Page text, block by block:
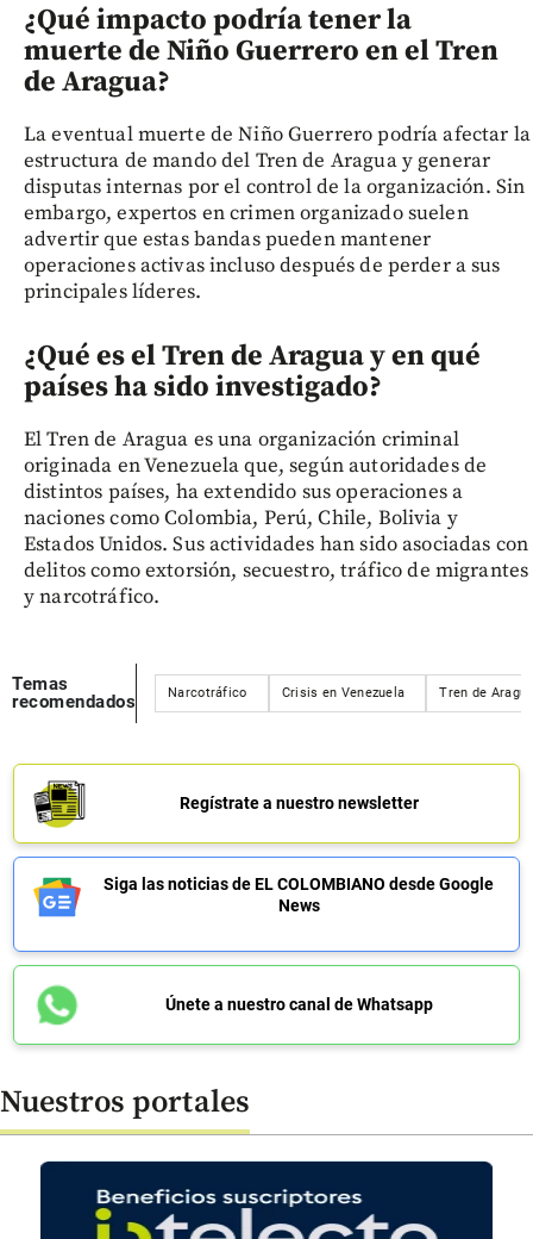
¿Qué impacto podría tener la
muerte de Niño Guerrero en el Tren
de Aragua?
La eventual muerte de Niño Guerrero podría afectar la
estructura de mando del Tren de Aragua y generar
disputas internas por el control de la organización. Sin
embargo, expertos en crimen organizado suelen
advertir que estas bandas pueden mantener
operaciones activas incluso después de perder a sus
principales líderes.
¿Qué es el Tren de Aragua y en qué
países ha sido investigado?
El Tren de Aragua es una organización criminal
originada en Venezuela que, según autoridades de
distintos países, ha extendido sus operaciones a
naciones como Colombia, Perú, Chile, Bolivia y
Estados Unidos. Sus actividades han sido asociadas con
delitos como extorsión, secuestro, tráfico de migrantes
y narcotráfico.
Temas
recomendados
Narcotráfico Crisis en Venezuela Tren de
Regístrate a nuestro newsletter
Siga las noticias de EL COLOMBIANO desde Google
News
Únete a nuestro canal de Whatsapp
Nuestros portales